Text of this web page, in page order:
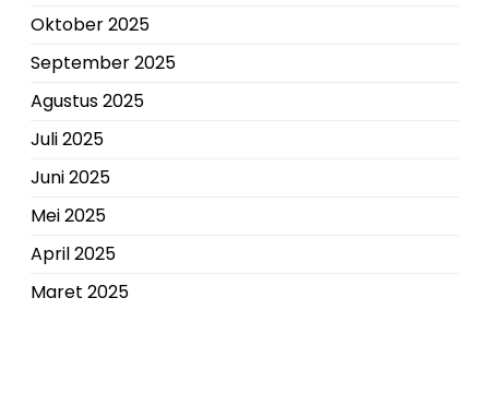
Oktober 2025
September 2025
Agustus 2025
Juli 2025
Juni 2025
Mei 2025
April 2025
Maret 2025